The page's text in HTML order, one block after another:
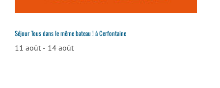
Séjour Tous dans le même bateau ! à Cerfontaine
11 août - 14 août